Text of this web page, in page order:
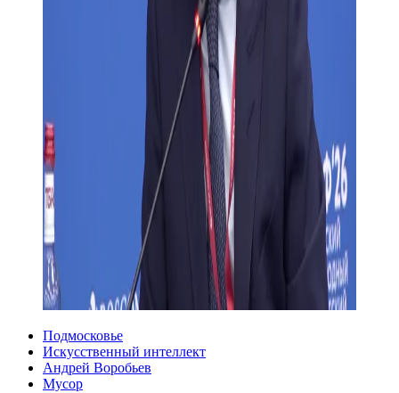
Подмосковье
Искусственный интеллект
Андрей Воробьев
Мусор